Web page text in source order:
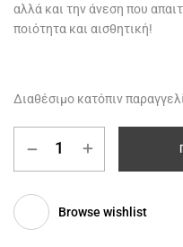
αλλά και την άνεση που
ποιότητα και αισθητική!
Διαθέσιμο κατόπιν
Browse wishlist